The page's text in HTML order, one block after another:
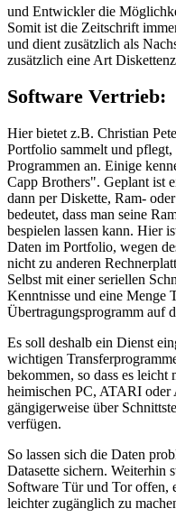
und Entwickler die
Somit ist die Zeitschrift
und dient zusätzlich als
zusätzlich eine Art
Software Vertrieb:
Hier bietet z.B. Christian
Portfolio sammelt und
Programmen an. Einige
Capp Brothers". Geplant ist
dann per Diskette, Ram-
bedeutet, dass man seine
bespielen lassen kann. Hier
Daten im Portfolio, wegen
nicht zu anderen
Selbst mit einer seriellen
Kenntnisse und eine Menge
Übertragungsprogramm auf
Es soll deshalb ein Dienst
wichtigen
bekommen, so dass es
heimischen PC, ATARI
gängigerweise über
verfügen.
So lassen sich die Daten
Datasette sichern. Weiterhin
Software Tür und Tor offen,
leichter zugänglich zu